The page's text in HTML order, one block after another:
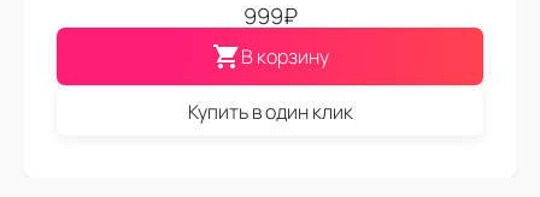
999₽
В корзину
Купить в один клик